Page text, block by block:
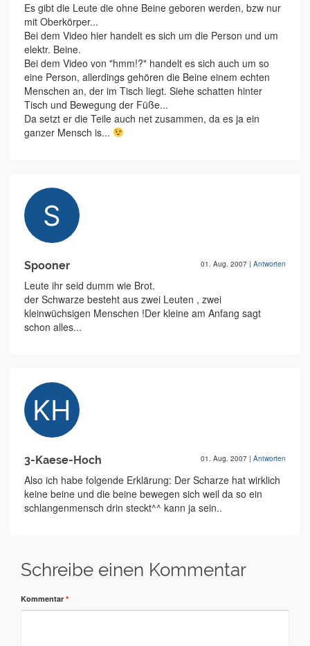
Es gibt die Leute die ohne Beine geboren werden, bzw nur
mit Oberkörper...
Bei dem Video hier handelt es sich um die Person und um
elektr. Beine.
Bei dem Video von "hmm!?" handelt es sich auch um so
eine Person, allerdings gehören die Beine einem echten
Menschen an, der im Tisch liegt. Siehe schatten hinter
Tisch und Bewegung der Füße...
Da setzt er die Teile auch net zusammen, da es ja ein
ganzer Mensch is...
Spooner 01. Aug. 2007 | Antworten
Leute ihr seid dumm wie Brot.
der Schwarze besteht aus zwei Leuten , zwei
kleinwüchsigen Menschen !Der kleine am Anfang sagt
schon alles...
3-Kaese-Hoch 01. Aug. 2007 | Antworten
Also ich habe folgende Erklärung: Der Scharze hat wirklich
keine beine und die beine bewegen sich weil da so ein
schlangenmensch drin steckt^^ kann ja sein..
Schreibe einen Kommentar
Kommentar *